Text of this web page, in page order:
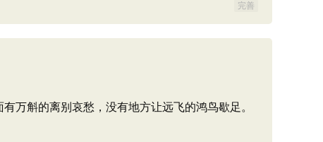
完善
万斛的离别哀愁，没有地方让远飞的鸿鸟歇足。